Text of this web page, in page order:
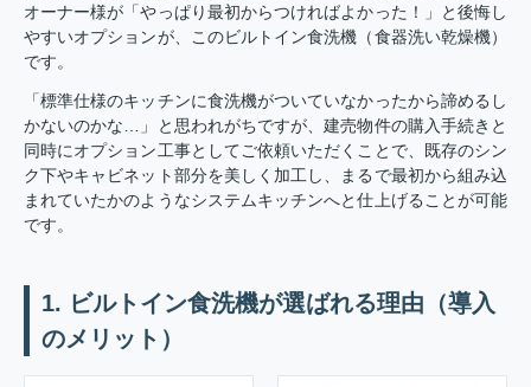
オーナー様が「やっぱり最初からつければよかった！」と後悔し
やすいオプションが、このビルトイン食洗機（食器洗い乾燥機）
です。
「標準仕様のキッチンに食洗機がついていなかったから諦めるし
かないのかな…」と思われがちですが、建売物件の購入手続きと
同時にオプション工事としてご依頼いただくことで、既存のシン
ク下やキャビネット部分を美しく加工し、まるで最初から組み込
まれていたかのようなシステムキッチンへと仕上げることが可能
です。
1. ビルトイン食洗機が選ばれる理由（導入
のメリット）